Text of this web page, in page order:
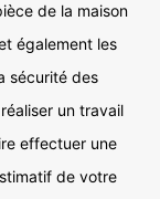
de la maison
également les
sécurité des
un travail
effectuer une
de votre